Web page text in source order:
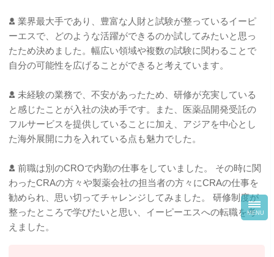
業界最大手であり、豊富な人財と試験が整っているイーピ
ーエスで、どのような活躍ができるのか試してみたいと思っ
たため決めました。幅広い領域や複数の試験に関わることで
自分の可能性を広げることができると考えています。
未経験の業務で、不安があったため、研修が充実している
と感じたことが入社の決め手です。また、医薬品開発受託の
フルサービスを提供していることに加え、アジアを中心とし
た海外展開に力を入れている点も魅力でした。
前職は別のCROで内勤の仕事をしていました。 その時に関
わったCRAの方々や製薬会社の担当者の方々にCRAの仕事を
勧められ、思い切ってチャレンジしてみました。 研修制度が
整ったところで学びたいと思い、イーピーエスへの転職を考
えました。
MENU